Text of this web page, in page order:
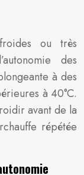
ou très
des
à des
à 40°C.
avant de la
répétée